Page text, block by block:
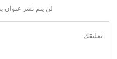
لن يتم نشر عنوان